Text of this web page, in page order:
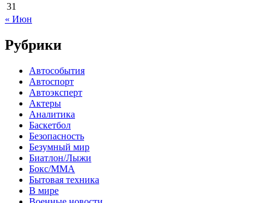
31
« Июн
Рубрики
Автособытия
Автоспорт
Автоэксперт
Актеры
Аналитика
Баскетбол
Безопасность
Безумный мир
Биатлон/Лыжи
Бокс/MMA
Бытовая техника
В мире